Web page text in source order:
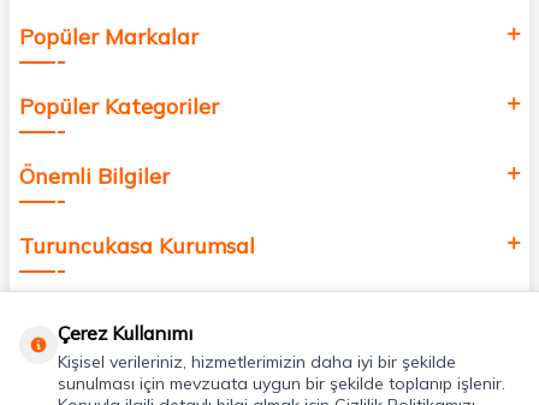
Popüler Markalar
Popüler Kategoriler
Önemli Bilgiler
Turuncukasa Kurumsal
Uygulamalarımız
Çerez Kullanımı
Kişisel verileriniz, hizmetlerimizin daha iyi bir şekilde
sunulması için mevzuata uygun bir şekilde toplanıp işlenir.